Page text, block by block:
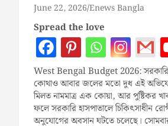
June 22, 2026 Enews Bangla
Spread the love
West Bengal Budget 2026: সরকারি
কোথাও আবার জলের মতো দুধ এই
মিলত নামমাত্র এক কোয়া, আর পুষ্টিকর
ফলে সরকারি হাসপাতালে চিকিৎসাধীন
অনুযোগের অবসান ঘটতে চলেছে।